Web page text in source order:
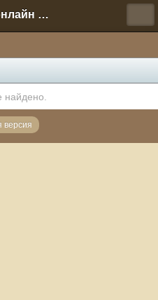
Форум онлайн игры "Новая Эра" (Нюра Биз)
найдено.
версия